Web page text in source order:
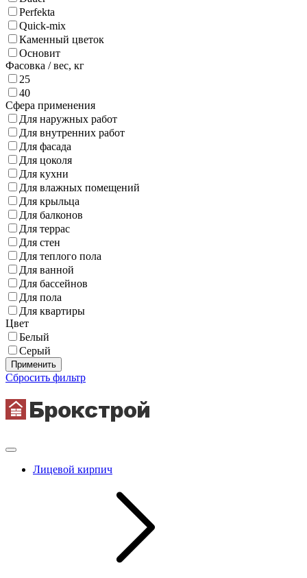
Perfekta
Quick-mix
Каменный цветок
Основит
Фасовка / вес, кг
25
40
Сфера применения
Для наружных работ
Для внутренних работ
Для фасада
Для цоколя
Для кухни
Для влажных помещений
Для крыльца
Для балконов
Для террас
Для стен
Для теплого пола
Для ванной
Для бассейнов
Для пола
Для квартиры
Цвет
Белый
Серый
Применить
Сбросить фильтр
Лицевой кирпич